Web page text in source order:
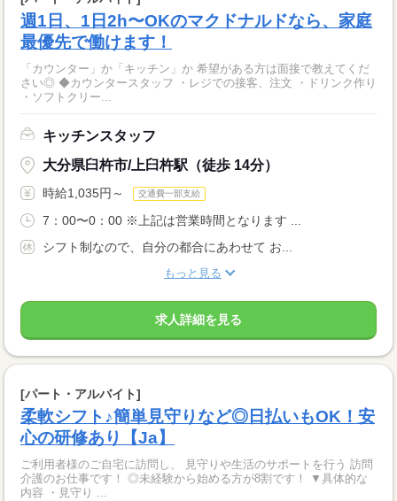
週1日、1日2h〜OKのマクドナルドなら、家庭
最優先で働けます！
「カウンター」か「キッチン」か 希望がある方は面接で教えてくだ
さい◎ ◆カウンタースタッフ ・レジでの接客、注文 ・ドリンク作り
・ソフトクリー...
キッチンスタッフ
大分県臼杵市/上臼杵駅（徒歩 14分）
時給1,035円～ 交通費一部支給
7：00〜0：00 ※上記は営業時間となります ...
シフト制なので、自分の都合にあわせて お...
もっと見る
求人詳細を見る
[パート・アルバイト]
柔軟シフト♪簡単見守りなど◎日払いもOK！安
心の研修あり【Ja】
ご利用者様のご自宅に訪問し、 見守りや生活のサポートを行う 訪問
介護のお仕事です！ ◎未経験から始める方が8割です！ ▼具体的な
内容 ・見守り ...